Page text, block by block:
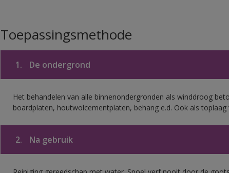
Toepassingsmethode
1. De ondergrond
Het behandelen van alle binnenondergronden als winddroog
boardplaten, houtwolcementplaten, behang e.d. Ook als
2. Na gebruik